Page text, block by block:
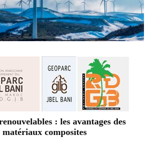
: les avantages des
matériaux composites